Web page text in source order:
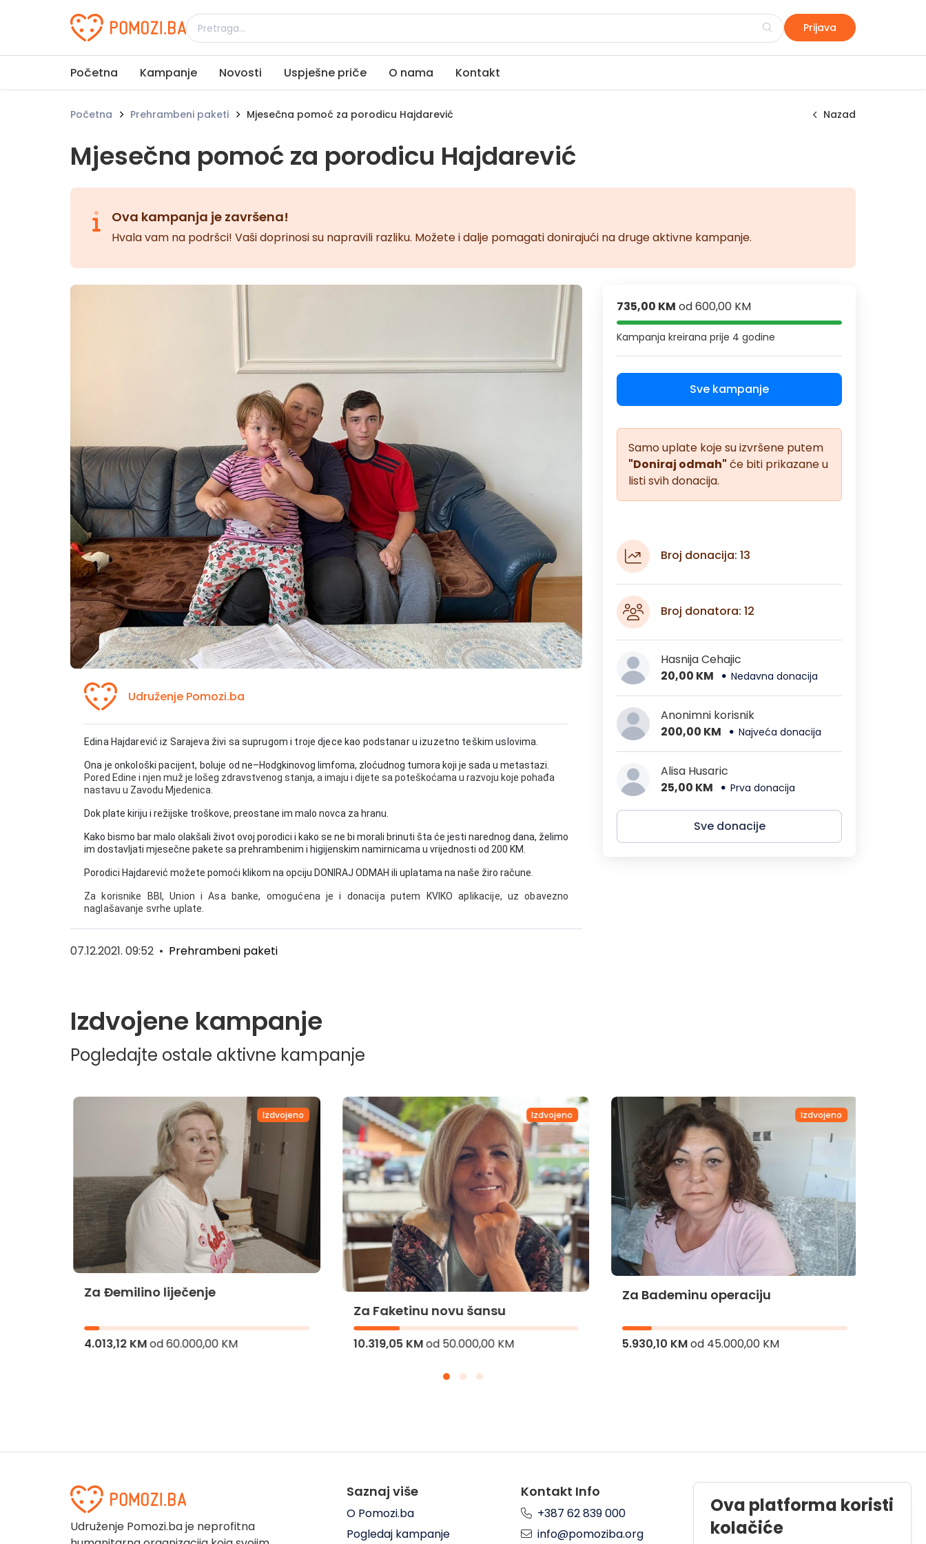
Udruženje Pomozi.ba Prijava
Početna Kampanje Novosti Uspješne priče O nama Kontakt
Početna Prehrambeni paketi Mjesečna pomoć za porodicu Hajdarević Nazad
Mjesečna pomoć za porodicu Hajdarević
Ova kampanja je završena!
Hvala vam na podršci! Vaši doprinosi su napravili razliku. Možete i dalje pomagati donirajući na druge aktivne kampanje.
Udruženje Pomozi.ba
Edina Hajdarević iz Sarajeva živi sa suprugom i troje djece kao podstanar u izuzetno teškim uslovima.
Ona je onkološki pacijent, boluje od ne–Hodgkinovog limfoma, zloćudnog tumora koji je sada u metastazi.
Pored Edine i njen muž je lošeg zdravstvenog stanja, a imaju i dijete sa poteškoćama u razvoju koje pohađa
nastavu u Zavodu Mjedenica.
Dok plate kiriju i režijske troškove, preostane im malo novca za hranu.
Kako bismo bar malo olakšali život ovoj porodici i kako se ne bi morali brinuti šta će jesti narednog dana, želimo
im dostavljati mjesečne pakete sa prehrambenim i higijenskim namirnicama u vrijednosti od 200 KM.
Porodici Hajdarević možete pomoći klikom na opciju DONIRAJ ODMAH ili uplatama na naše žiro račune.
Za korisnike BBI, Union i Asa banke, omogućena je i donacija putem KVIKO aplikacije, uz obavezno
naglašavanje svrhe uplate.
07.12.2021. 09:52 • Prehrambeni paketi
735,00 KM od600,00 KM
Kampanja kreiranaprije 4 godine
Sve kampanje
Samo uplate koje su izvršene putem
"Doniraj odmah" će biti prikazane u
listi svih donacija.
Broj donacija: 13
Broj donatora: 12
Hasnija Cehajic
20,00 KM
Nedavna donacija
Anonimni korisnik
200,00 KM
Najveća donacija
Alisa Husaric
25,00 KM
Prva donacija
Sve donacije
Izdvojene kampanje
Pogledajte ostale aktivne kampanje
Izdvojeno
Za Đemilino liječenje
4.013,12 KMod60.000,00 KM
Izdvojeno
Za Faketinu novu šansu
10.319,05 KMod50.000,00 KM
Izdvojeno
Za Bademinu operaciju
5.930,10 KMod45.000,00 KM
Udruženje Pomozi.ba je neprofitna
Saznaj više
O Pomozi.ba
Pogledaj kampanje
Kontakt Info
+387 62 839 000
info@pomoziba.org
Pon - Pet od 08 do 17h
Sub od 10 do 17h
Ova platforma koristi
kolačiće